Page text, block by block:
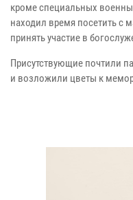
кроме специальных
находил время посетить с
принять участие в
Присутствующие почтили
и возложили цветы к